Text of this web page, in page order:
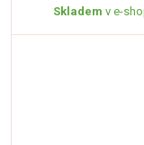
Skladem v e-